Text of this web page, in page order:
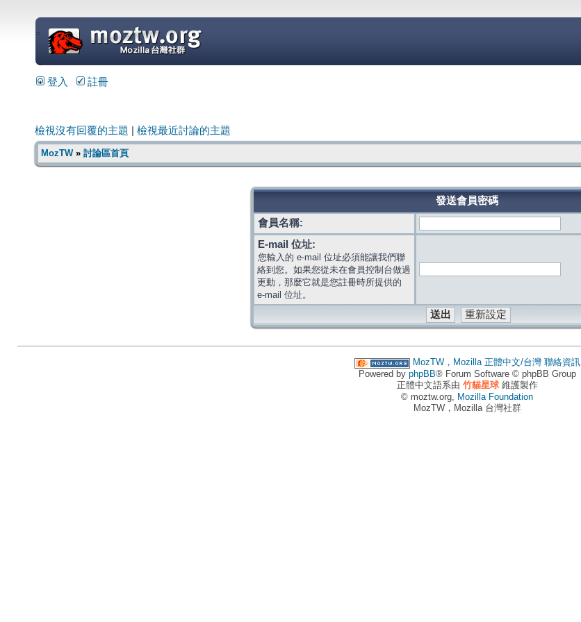
=
登入 註冊
檢視沒有回覆的主題 檢視最近討論的主題
MozTW» 討論區首頁
發送會員密碼
會員名稱:
E-mail 位址:
您輸入的 e-mail 位址必須能讓我們聯
絡到您。如果您從未在會員控制台做過
更動，那麼它就是您註冊時所提供的
e-mail 位址。
MozTW，Mozilla 正體中文/台灣 聯絡資訊
Powered by phpBB® Forum Software © phpBB Group
正體中文語系由 竹貓星球維護製作
© moztw.org, Mozilla Foundation
MozTW，Mozilla 台灣社群